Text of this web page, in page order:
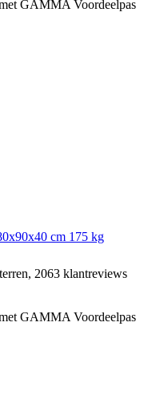
GAMMA Voordeelpas
cm 175 kg
2063 klantreviews
GAMMA Voordeelpas